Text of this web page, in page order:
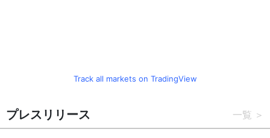
Track all markets on TradingView
プレスリリース 一覧